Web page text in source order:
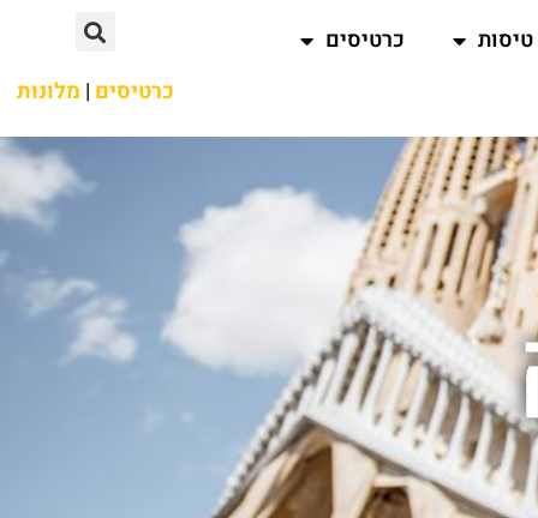
טיסות
כרטיסים
כרטיסים | מלונות